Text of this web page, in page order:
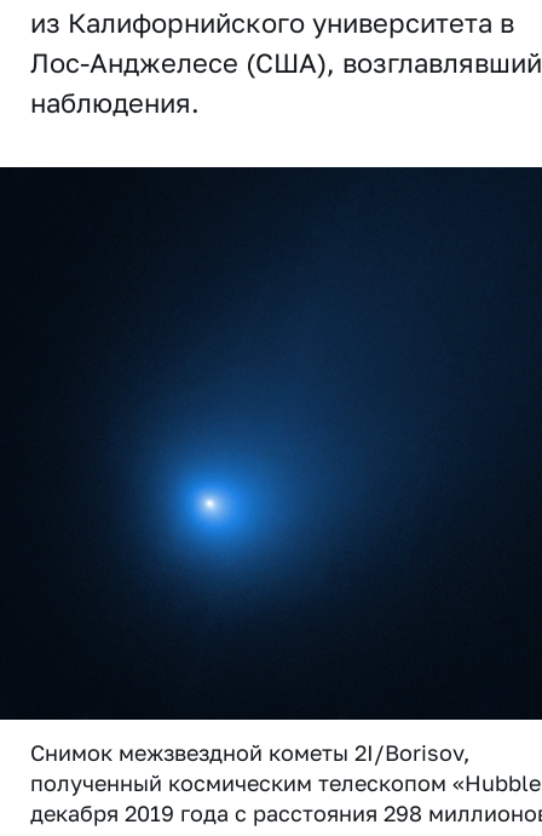
из Калифорнийского университета в
Лос-Анджелесе (США), возглавлявший
наблюдения.
Снимок межзвездной кометы 2I/Borisov,
полученный космическим телескопом
декабря 2019 года с расстояния 298